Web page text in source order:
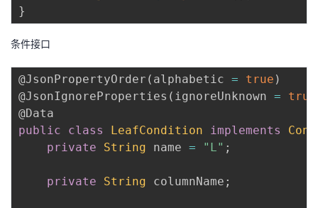
}
条件接口
@JsonPropertyOrder ( alphabetic = true )
@JsonIgnoreProperties ( ignoreUnknown = true
@Data
public
class LeafCondition implements
private
String name = "L" ;
private String columnName ;